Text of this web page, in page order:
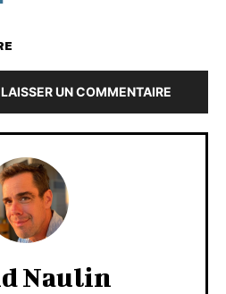
UN COMMENTAIRE
Naulin